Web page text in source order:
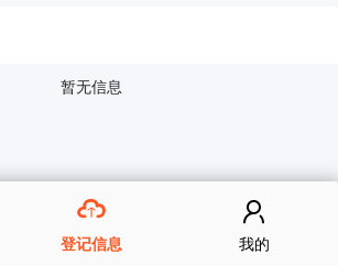
暂无信息
登记信息 我的